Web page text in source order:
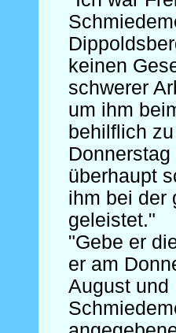
keinen
schwerer
um ihm
behilflich
überhaupt
ihm bei der
geleistet."
"Gebe er
er am
August und